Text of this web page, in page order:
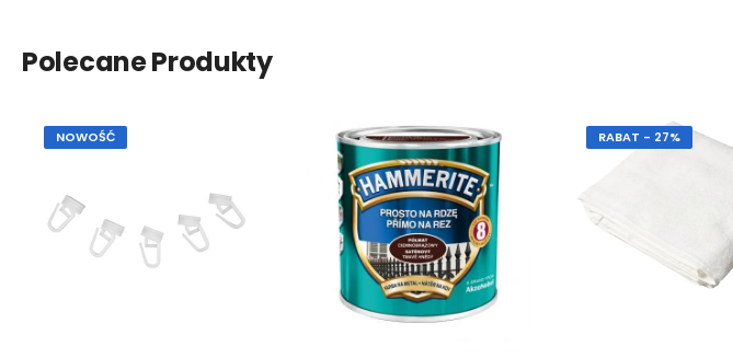
Polecane Produkty
NOWOŚĆ RABAT - 27%